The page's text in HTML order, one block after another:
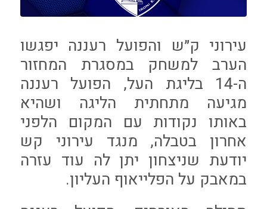
עירוני ק״ש והפועל רעננה יפגשו
הערב למשחק במסגרת המחזור
ה-14 בליגת העל, הפועל רעננה
מגיעה מתחתית הליגה ושהיא
באותו נקודות עם המקום הלפני
אחרון בטבלה, מנגד עירוני קש
יודעת שניצחון יתן לה עוד עזרה
במאבק על הפלייאוף העליון.